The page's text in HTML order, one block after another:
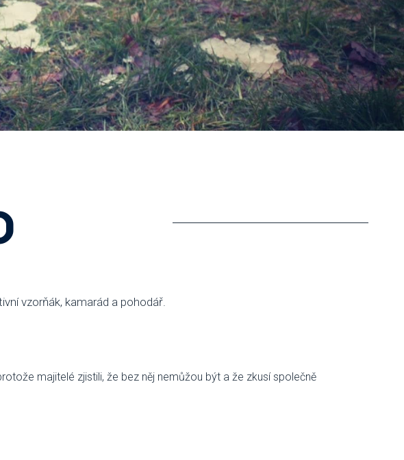
vzorňák, kamarád a pohodář.
majitelé zjistili, že bez něj nemůžou být a že zkusí společně